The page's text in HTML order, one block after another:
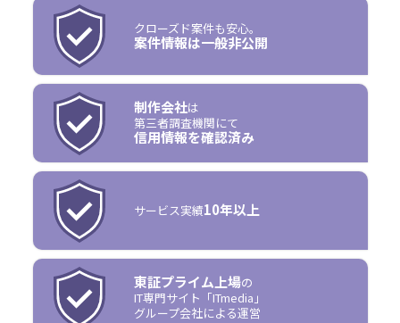
クローズド案件も安心。
案件情報は一般非公開
制作会社は
第三者調査機関にて
信用情報を確認済み
サービス実績10年以上
東証プライム上場の
IT専門サイト「ITmedia」
グループ会社による運営